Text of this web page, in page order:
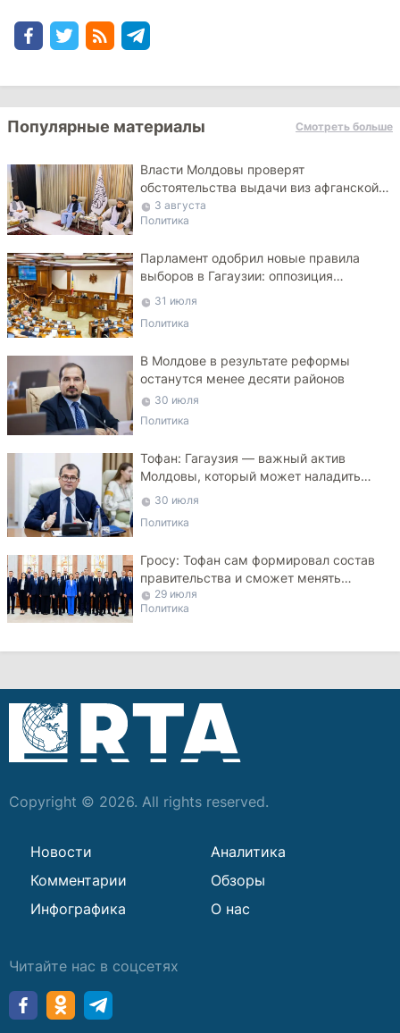
Популярные материалы Смотреть больше
Власти Молдовы проверят
обстоятельства выдачи виз афганской
делегации
3 августа
Политика
Парламент одобрил новые правила
выборов в Гагаузии: оппозиция
критикует законопроект
31 июля
Политика
В Молдове в результате реформы
останутся менее десяти районов
30 июля
Политика
Тофан: Гагаузия — важный актив
Молдовы, который может наладить
мосты с Турцией
30 июля
Политика
Гросу: Тофан сам формировал состав
правительства и сможет менять
министров
29 июля
Политика
Copyright © 2026. All rights reserved.
Новости
Аналитика
Комментарии
Обзоры
Инфографика
О нас
Читайте нас в соцсетях